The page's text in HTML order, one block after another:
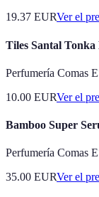
19.37 EURVer el
Tiles Santal
Perfumería Comas
10.00 EURVer el
Bamboo Super
Perfumería Comas
35.00 EURVer el